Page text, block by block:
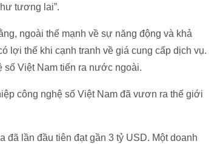
tương lai”.
ngoài thế mạnh về sự năng động và khả
lợi thế khi cạnh tranh về giá cung cấp dịch vụ.
Việt Nam tiến ra nước ngoài.
công nghệ số Việt Nam đã vươn ra thế giới
đã lần đầu tiên đạt gần 3 tỷ USD. Một doanh